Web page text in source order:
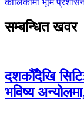
सम्बन्धित खवर
दशकौँदेखि
भविष्य